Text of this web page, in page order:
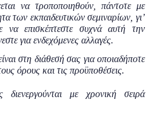
να τροποποιηθούν, πάντοτε με
των εκπαιδευτικών σεμιναρίων, γι’
να επισκέπτεστε συχνά αυτή την
για ενδεχόμενες αλλαγές.
στη διάθεσή σας για οποιαδήποτε
όρους και τις προϋποθέσεις.
διενεργούνται με χρονική σειρά